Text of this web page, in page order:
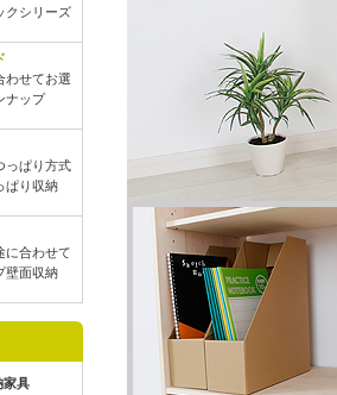
クシリーズ
わせてお選
ナップ
っぱり方式
ぱり収納
に合わせて
壁面収納
家具